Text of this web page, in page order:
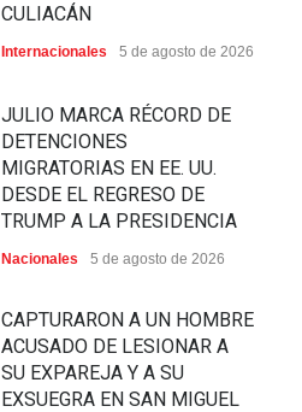
CULIACÁN
Internacionales 5 de agosto de 2026
JULIO MARCA RÉCORD DE
DETENCIONES
MIGRATORIAS EN EE. UU.
DESDE EL REGRESO DE
TRUMP A LA PRESIDENCIA
Nacionales 5 de agosto de 2026
CAPTURARON A UN HOMBRE
ACUSADO DE LESIONAR A
SU EXPAREJA Y A SU
EXSUEGRA EN SAN MIGUEL